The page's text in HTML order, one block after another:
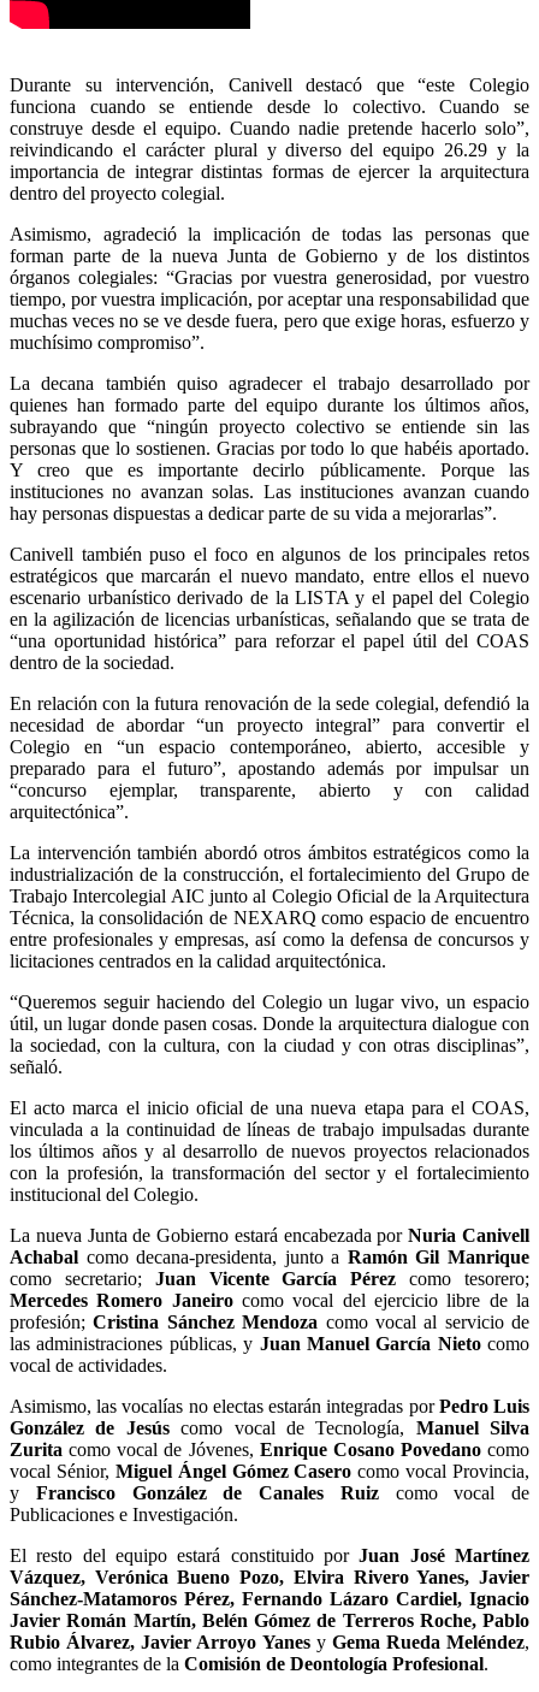
Durante su intervención, Canivell destacó que “este Colegio
funciona cuando se entiende desde lo colectivo. Cuando se
construye desde el equipo. Cuando nadie pretende hacerlo solo”,
reivindicando el carácter plural y diverso del equipo 26.29 y la
importancia de integrar distintas formas de ejercer la arquitectura
dentro del proyecto colegial.
Asimismo, agradeció la implicación de todas las personas que
forman parte de la nueva Junta de Gobierno y de los distintos
órganos colegiales: “Gracias por vuestra generosidad, por vuestro
tiempo, por vuestra implicación, por aceptar una responsabilidad que
muchas veces no se ve desde fuera, pero que exige horas, esfuerzo y
muchísimo compromiso”.
La decana también quiso agradecer el trabajo desarrollado por
quienes han formado parte del equipo durante los últimos años,
subrayando que “ningún proyecto colectivo se entiende sin las
personas que lo sostienen. Gracias por todo lo que habéis aportado.
Y creo que es importante decirlo públicamente. Porque las
instituciones no avanzan solas. Las instituciones avanzan cuando
hay personas dispuestas a dedicar parte de su vida a mejorarlas”.
Canivell también puso el foco en algunos de los principales retos
estratégicos que marcarán el nuevo mandato, entre ellos el nuevo
escenario urbanístico derivado de la LISTA y el papel del Colegio
en la agilización de licencias urbanísticas, señalando que se trata de
“una oportunidad histórica” para reforzar el papel útil del COAS
dentro de la sociedad.
En relación con la futura renovación de la sede colegial, defendió la
necesidad de abordar “un proyecto integral” para convertir el
Colegio en “un espacio contemporáneo, abierto, accesible y
preparado para el futuro”, apostando además por impulsar un
“concurso ejemplar, transparente, abierto y con calidad
arquitectónica”.
La intervención también abordó otros ámbitos estratégicos como la
industrialización de la construcción, el fortalecimiento del Grupo de
Trabajo Intercolegial AIC junto al Colegio Oficial de la Arquitectura
Técnica, la consolidación de NEXARQ como espacio de encuentro
entre profesionales y empresas, así como la defensa de concursos y
licitaciones centrados en la calidad arquitectónica.
“Queremos seguir haciendo del Colegio un lugar vivo, un espacio
útil, un lugar donde pasen cosas. Donde la arquitectura dialogue con
la sociedad, con la cultura, con la ciudad y con otras disciplinas”,
señaló.
El acto marca el inicio oficial de una nueva etapa para el COAS,
vinculada a la continuidad de líneas de trabajo impulsadas durante
los últimos años y al desarrollo de nuevos proyectos relacionados
con la profesión, la transformación del sector y el fortalecimiento
institucional del Colegio.
La nueva Junta de Gobierno estará encabezada porNuria Canivell
Achabal como decana-presidenta, junto a Ramón Gil Manrique
como secretario; Juan Vicente García Pérez como tesorero;
Mercedes Romero Janeirocomo vocal del ejercicio libre de la
profesión;Cristina Sánchez Mendoza como vocal al servicio de
las administraciones públicas, y Juan Manuel García Nieto como
vocal de actividades.
Asimismo, las vocalías no electas estarán integradas porPedro Luis
González de Jesúscomo vocal de Tecnología, Manuel Silva
Zurita como vocal de Jóvenes, Enrique Cosano Povedanocomo
vocal Sénior, Miguel Ángel Gómez Casero como vocal Provincia,
y Francisco González de Canales Ruizcomo vocal de
Publicaciones e Investigación.
El resto del equipo estará constituido porJuan José Martínez
Vázquez, Verónica Bueno Pozo, Elvira Rivero Yanes, Javier
Sánchez-Matamoros Pérez, Fernando Lázaro Cardiel, Ignacio
Javier Román Martín, Belén Gómez de Terreros Roche, Pablo
Rubio Álvarez, Javier Arroyo Yanes yGema Rueda Meléndez,
como integrantes de la Comisión de Deontología Profesional.